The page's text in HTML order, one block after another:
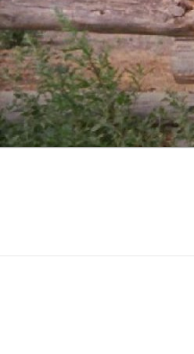
Aller
au
contenu
principal